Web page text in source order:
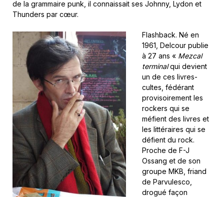
de la grammaire punk, il connaissait ses Johnny, Lydon et
Thunders par cœur.
Flashback. Né en
1961, Delcour publie
à 27 ans « Mezcal
terminalqui devient
un de ces livres-
cultes, fédérant
provisoirement les
rockers qui se
méfient des livres et
les littéraires qui se
défient du rock.
Proche de F-J
Ossang et de son
groupe MKB, friand
de Parvulesco,
drogué façon